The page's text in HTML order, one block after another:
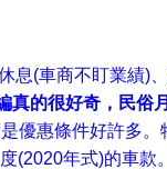
息(車商不盯業績)
真的很好奇， 民俗
優惠條件好許多
(2020年式)的車